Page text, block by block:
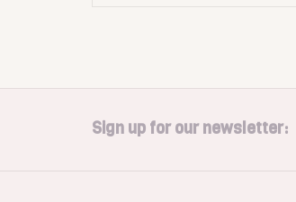
Sign up for our newsletter: